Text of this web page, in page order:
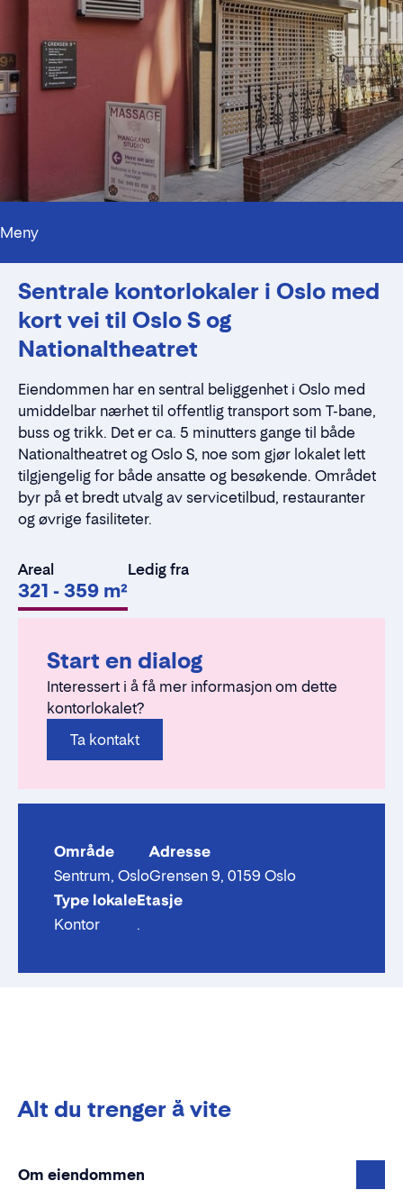
Meny
Sentrale kontorlokaler i Oslo med
kort vei til Oslo S og
Nationaltheatret
Eiendommen har en sentral beliggenhet i Oslo med
umiddelbar nærhet til offentlig transport som T-bane,
buss og trikk. Det er ca. 5 minutters gange til både
Nationaltheatret og Oslo S, noe som gjør lokalet lett
tilgjengelig for både ansatte og besøkende. Området
byr på et bredt utvalg av servicetilbud, restauranter
og øvrige fasiliteter.
Areal
321 - 359 m²
Ledig fra
Start en dialog
Interessert i å få mer informasjon om dette
kontorlokalet?
Ta kontakt
Område
Sentrum, Oslo
Adresse
Grensen 9, 0159 Oslo
Type lokale
Kontor
Etasje
.
Alt du trenger å vite
Om eiendommen